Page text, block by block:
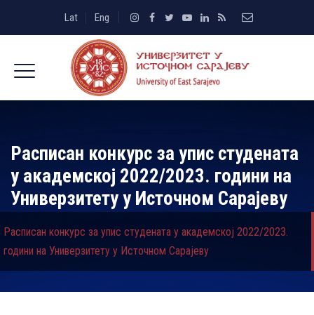
Lat Eng
Расписан конкурс за упис студената
у академској 2022/2023. години на
Универзитету у Источном Сарајеву
Расписан конкурс за упис студената у академској 2022/2023.
години на Универзитету у Источном Сарајеву